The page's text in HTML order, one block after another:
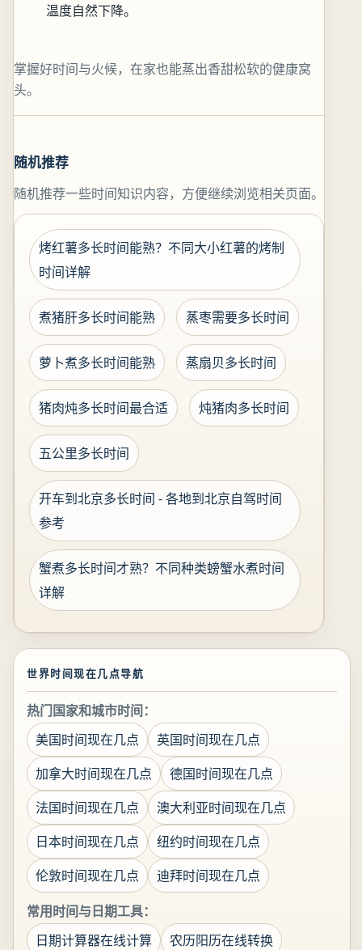
温度自然下降。
掌握好时间与火候，在家也能蒸出香甜松软的健康窝
头。
随机推荐
随机推荐一些时间知识内容，方便继续浏览相关页面。
烤红薯多长时间能熟？不同大小红薯的烤制
时间详解
煮猪肝多长时间能熟 蒸枣需要多长时间
萝卜煮多长时间能熟 蒸扇贝多长时间
猪肉炖多长时间最合适 炖猪肉多长时间
五公里多长时间
开车到北京多长时间 - 各地到北京自驾时间
参考
蟹煮多长时间才熟？不同种类螃蟹水煮时间
详解
世界时间现在几点导航
热门国家和城市时间：
美国时间现在几点
英国时间现在几点
加拿大时间现在几点
德国时间现在几点
法国时间现在几点
澳大利亚时间现在几点
日本时间现在几点
纽约时间现在几点
伦敦时间现在几点
迪拜时间现在几点
常用时间与日期工具：
日期计算器在线计算
农历阳历在线转换